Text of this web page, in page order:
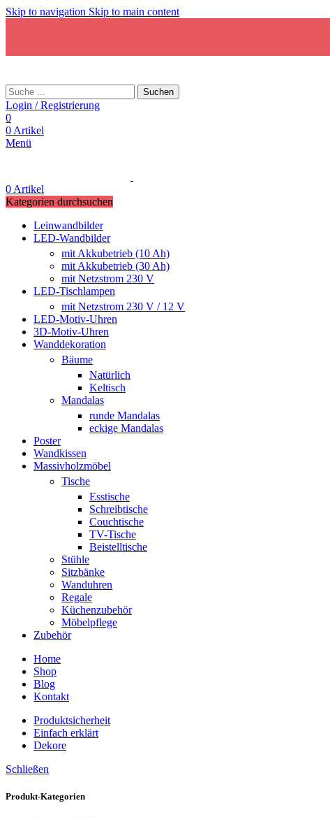
Skip to navigation Skip to main content
Suchen
Login / Registrierung
0
0 Artikel
Menü
0 Artikel
Kategorien durchsuchen
Leinwandbilder
LED-Wandbilder
mit Akkubetrieb (10 Ah)
mit Akkubetrieb (30 Ah)
mit Netzstrom 230 V
LED-Tischlampen
mit Netzstrom 230 V / 12 V
LED-Motiv-Uhren
3D-Motiv-Uhren
Wanddekoration
Bäume
Natürlich
Keltisch
Mandalas
runde Mandalas
eckige Mandalas
Poster
Wandkissen
Massivholzmöbel
Tische
Esstische
Schreibtische
Couchtische
TV-Tische
Beistelltische
Stühle
Sitzbänke
Wanduhren
Regale
Küchenzubehör
Möbelpflege
Zubehör
Home
Shop
Blog
Kontakt
Produktsicherheit
Einfach erklärt
Dekore
Schließen
Produkt-Kategorien